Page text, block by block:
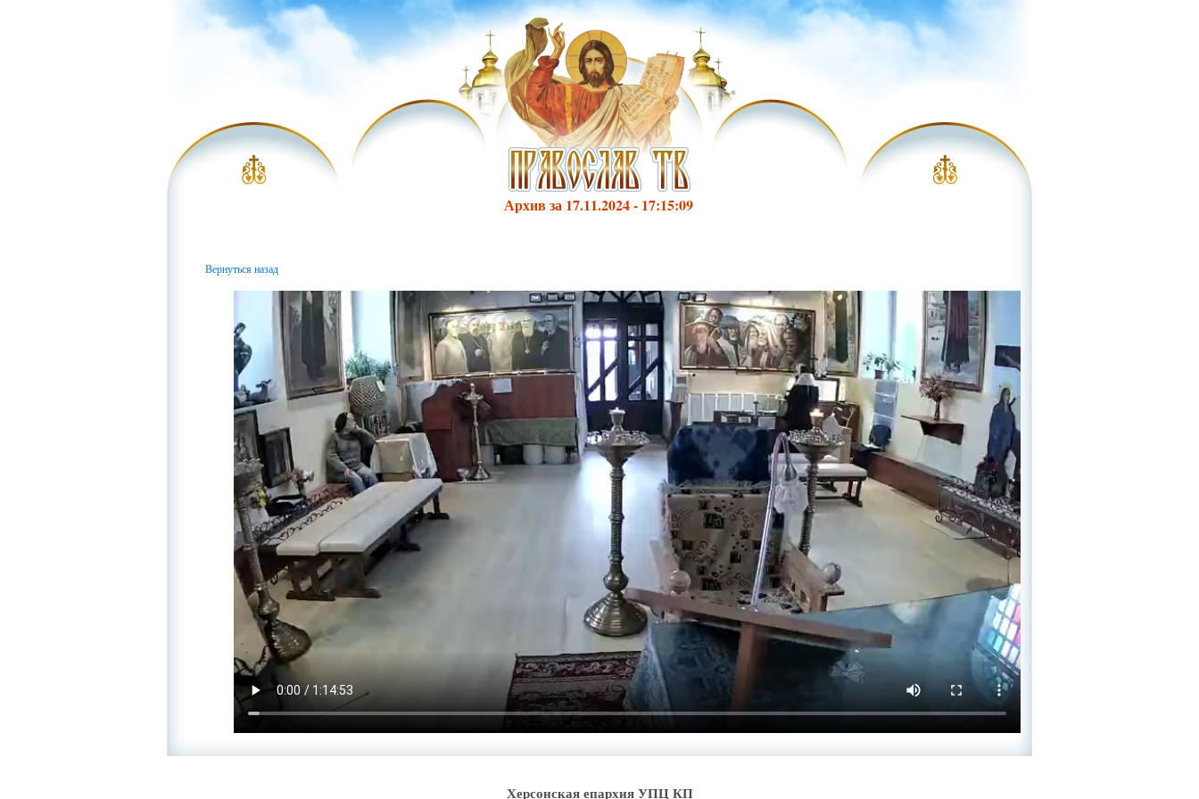
Архив за 17.11.2024 - 17:15:09
Вернуться назад
Херсонская епархия УПЦ КП